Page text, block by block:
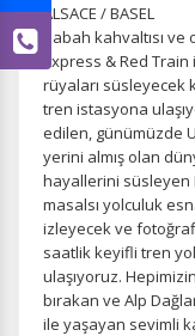
ALSACE / BASEL
Sabah kahvaltısı
Express & Red
rüyaları süsleyecek
tren istasyona
edilen, günümüzde
yerini almış olan
hayallerini süsleyen
masalsı yolculuk
izleyecek ve
saatlik keyifli tren
ulaşıyoruz.
bırakan ve Alp
ile yaşayan sevimli